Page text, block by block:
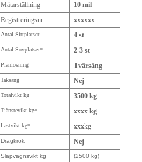
Mätarställning
10 mil
Registreringsnr xxxxxx
Antal Sittplatser 4 st
Antal Sovplatser* 2-3 st
Planlösning Tvärsäng
Taksäng Nej
Totalvikt kg 3500 kg
Tjänstevikt kg* xxxx kg
Lastvikt kg* xxxkg
Dragkrok Nej
Släpvagnsvikt kg (2500 kg)